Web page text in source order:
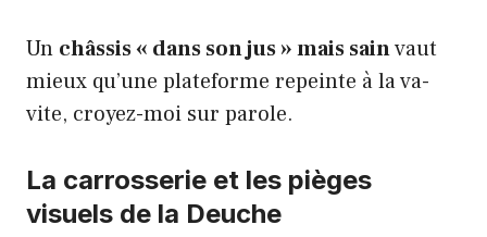
Un châssis « dans son jus » mais sainvaut
mieux qu’une plateforme repeinte à la va-
vite, croyez-moi sur parole.
La carrosserie et les pièges
visuels de la Deuche